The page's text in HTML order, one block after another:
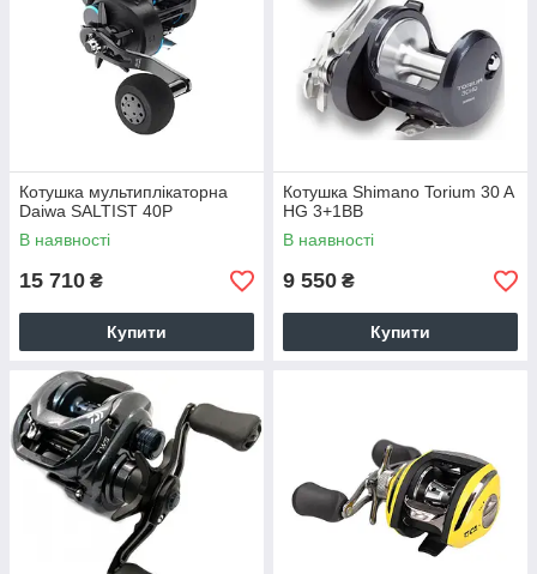
Котушка мультиплікаторна
Daiwa SALTIST 40P
В наявності
15 710 ₴
Купити
Котушка Shimano Torium 30 A
HG 3+1BB
В наявності
9 550 ₴
Купити